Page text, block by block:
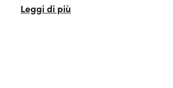
I nostri consulenti sono a